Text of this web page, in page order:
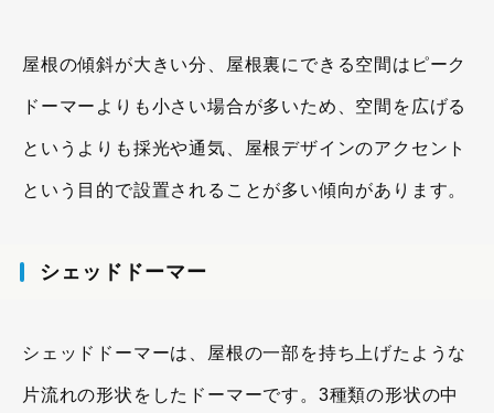
屋根の傾斜が大きい分、屋根裏にできる空間はピーク
ドーマーよりも小さい場合が多いため、空間を広げる
というよりも採光や通気、屋根デザインのアクセント
という目的で設置されることが多い傾向があります。
シェッドドーマー
シェッドドーマーは、屋根の一部を持ち上げたような
片流れの形状をしたドーマーです。3種類の形状の中